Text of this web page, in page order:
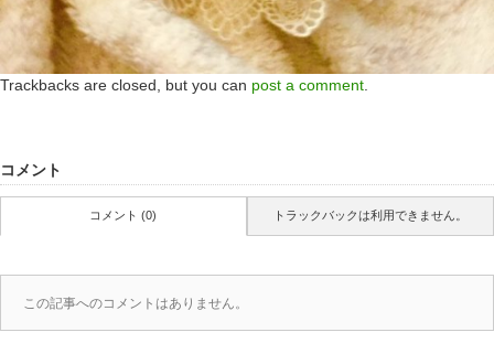
Trackbacks are closed, but you can post a comment
コメント
コメント (0) トラックバックは利用できません。
この記事へのコメントはありません。